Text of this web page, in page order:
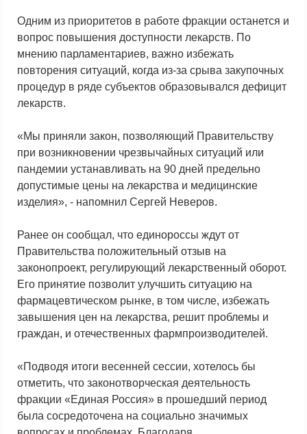
Одним из приоритетов в работе фракции останется и
вопрос повышения доступности лекарств. По
мнению парламентариев, важно избежать
повторения ситуаций, когда из-за срыва закупочных
процедур в ряде субъектов образовывался дефицит
лекарств.
«Мы приняли закон, позволяющий Правительству
при возникновении чрезвычайных ситуаций или
пандемии устанавливать на 90 дней предельно
допустимые цены на лекарства и медицинские
изделия», - напомнил Сергей Неверов.
Ранее он сообщал, что единороссы ждут от
Правительства положительный отзыв на
законопроект, регулирующий лекарственный оборот.
Его принятие позволит улучшить ситуацию на
фармацевтическом рынке, в том числе, избежать
завышения цен на лекарства, решит проблемы и
граждан, и отечественных фармпроизводителей.
«Подводя итоги весенней сессии, хотелось бы
отметить, что законотворческая деятельность
фракции «Единая Россия» в прошедший период
была сосредоточена на социально значимых